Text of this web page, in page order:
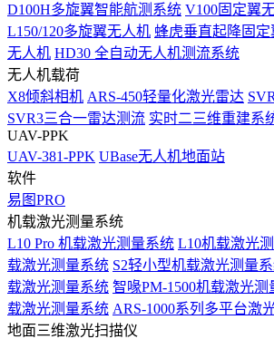
D100H多旋翼智能航测系统 V100固定翼
L150/120多旋翼无人机 蜂虎垂直起降固
无人机 HD30 全自动无人机测流系统
无人机载荷
X8倾斜相机 ARS-450轻量化激光雷达
SVR3三合一雷达测流 实时二三维重建系
UAV-PPK
UAV-381-PPK UBase无人机地面站
软件
易图PRO
机载激光测量系统
L10 Pro 机载激光测量系统 L10机载激光
载激光测量系统 S2轻小型机载激光测量
载激光测量系统 智喙PM-1500机载激光测
载激光测量系统 ARS-1000系列多平台激
地面三维激光扫描仪